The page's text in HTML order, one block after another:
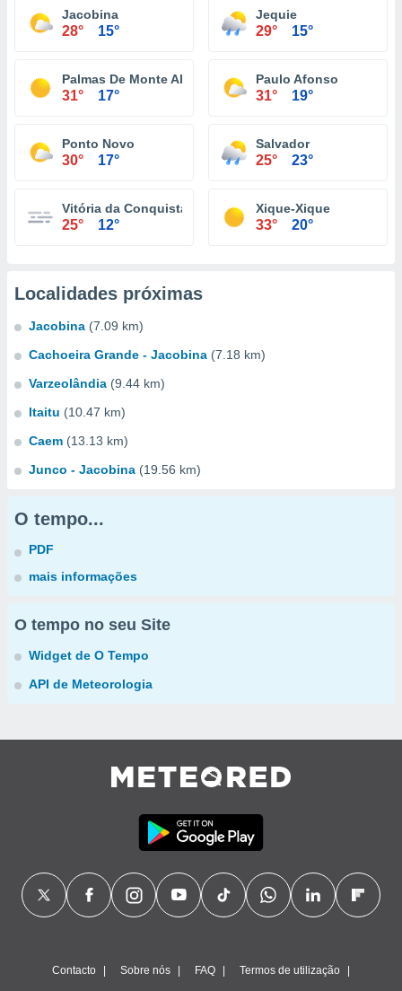
Jacobina
28° 15°
Jequie
29° 15°
Palmas De Monte Alto
31° 17°
Paulo Afonso
31° 19°
Ponto Novo
30° 17°
Salvador
25° 23°
Vitória da Conquista
25° 12°
Xique-Xique
33° 20°
Localidades próximas
Jacobina (7.09 km)
Cachoeira Grande - Jacobina (7.18 km)
Varzeolândia (9.44 km)
Itaitu (10.47 km)
Caem (13.13 km)
Junco - Jacobina (19.56 km)
O tempo...
PDF
mais informações
O tempo no seu Site
Widget de O Tempo
API de Meteorologia
Contacto Sobre nós FAQ Termos de utilização